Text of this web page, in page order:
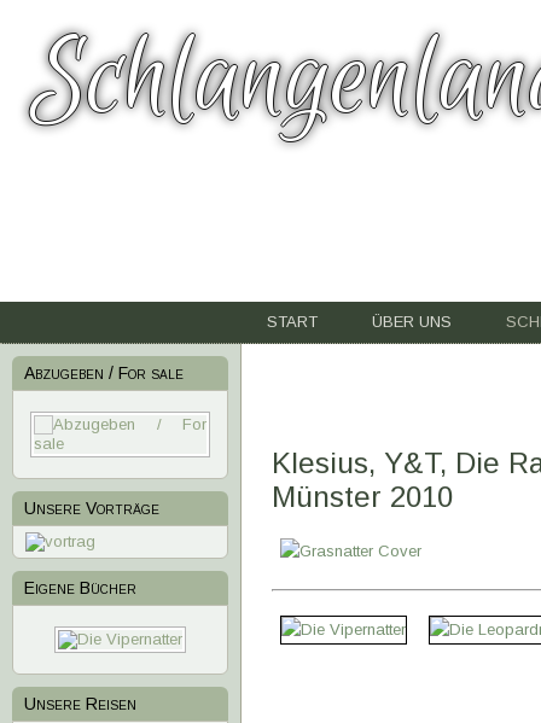
START ÜBER UNS
Abzugeben / For sale
Unsere Vorträge
Eigene Bücher
1 2
Unsere Reisen
Klesius, Y&T, Die
Münster 2010